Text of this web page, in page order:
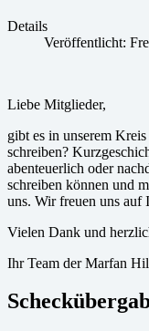
Details
Veröffentlicht:
Liebe Mitglieder,
gibt es in unserem
schreiben?
abenteuerlich oder
schreiben können und
uns. Wir freuen uns auf
Vielen Dank und
Ihr Team der Marfan